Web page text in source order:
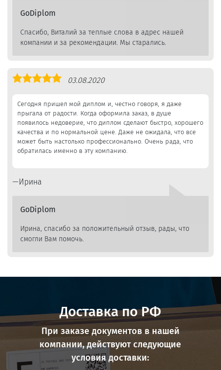
GoDiplom
Спасибо, Виталий за теплые слова в адрес нашей
компании и за рекомендации. Мы старались.
Оценка
03.08.2020
Сегодня пришел мой диплом и, честно говоря, я даже
прыгала от радости. Когда оформила заказ, в душе
появилось недоверие, что диплом сделают быстро, хорошего
качества и по нормальной цене. Даже не ожидала, что все
может быть настолько профессионально. Очень рада, что
обратилась именно в эту компанию.
Ирина
GoDiplom
Ирина, спасибо за положительный отзыв, рады, что
смогли Вам помочь.
Доставка по РФ
При заказе документов в нашей
компании, действуют следующие
условия доставки: